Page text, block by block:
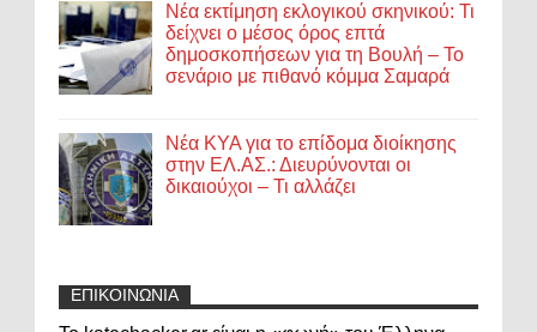
Νέα εκτίμηση εκλογικού σκηνικού: Τι
δείχνει ο μέσος όρος επτά
δημοσκοπήσεων για τη Βουλή – Το
σενάριο με πιθανό κόμμα Σαμαρά
Νέα ΚΥΑ για το επίδομα διοίκησης
στην ΕΛ.ΑΣ.: Διευρύνονται οι
δικαιούχοι – Τι αλλάζει
ΕΠΙΚΟΙΝΩΝΙΑ